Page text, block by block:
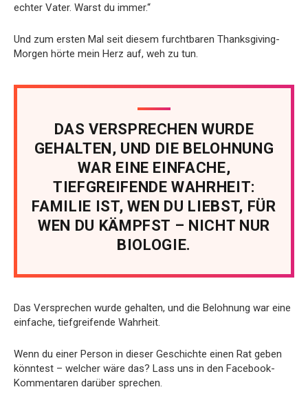
echter Vater. Warst du immer.“
Und zum ersten Mal seit diesem furchtbaren Thanksgiving-
Morgen hörte mein Herz auf, weh zu tun.
DAS VERSPRECHEN WURDE
GEHALTEN, UND DIE BELOHNUNG
WAR EINE EINFACHE,
TIEFGREIFENDE WAHRHEIT:
FAMILIE IST, WEN DU LIEBST, FÜR
WEN DU KÄMPFST – NICHT NUR
BIOLOGIE.
Das Versprechen wurde gehalten, und die Belohnung war eine
einfache, tiefgreifende Wahrheit.
Wenn du einer Person in dieser Geschichte einen Rat geben
könntest – welcher wäre das? Lass uns in den Facebook-
Kommentaren darüber sprechen.